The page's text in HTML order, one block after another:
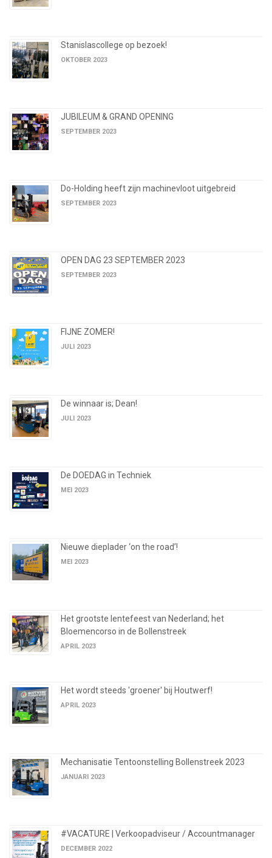
Stanislascollege op bezoek!
OKTOBER 2023
JUBILEUM & GRAND OPENING
SEPTEMBER 2023
Do-Holding heeft zijn machinevloot uitgebreid
SEPTEMBER 2023
OPEN DAG 23 SEPTEMBER 2023
SEPTEMBER 2023
FIJNE ZOMER!
JULI 2023
De winnaar is; Dean!
JULI 2023
De DOEDAG in Techniek
MEI 2023
Nieuwe dieplader ‘on the road’!
MEI 2023
Het grootste lentefeest van Nederland; het
Bloemencorso in de Bollenstreek
APRIL 2023
Het wordt steeds 'groener' bij Houtwerf!
APRIL 2023
Mechanisatie Tentoonstelling Bollenstreek 2023
JANUARI 2023
#VACATURE | Verkoopadviseur / Accountmanager
DECEMBER 2022